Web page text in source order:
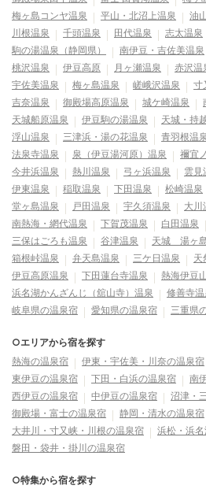
梅ヶ島コンヤ温泉
平山・北沼上温泉 油
川根温泉
千頭温泉 田代温泉 志太温泉
駒の湯温泉（静岡県）
南伊豆・吉佐美温泉
桃沢温泉
伊豆高原 月ヶ瀬温泉 赤沢温
宇佐美温泉
梅ヶ島温泉 嵯峨沢温泉 寸
吉奈温泉
御殿場高原温泉 城ケ崎温泉
天城船原温泉
伊豆駒の湯温泉 天城・持
浮山温泉
三津浜・湯の花温泉 青羽根温
法泉寺温泉
泉（伊豆湯河原）温泉 禰宜
今井浜温泉
熱川温泉 弓ヶ浜温泉 雲見
伊東温泉
稲取温泉 下田温泉 松崎温泉
堂ヶ島温泉
戸田温泉 宇久須温泉 大川
南熱海・網代温泉
下賀茂温泉 白田温泉
三保はごろも温泉
谷津温泉 天城 湯ヶ
箱根峠温泉
弁天島温泉 三ケ日温泉
天
伊豆高原温泉
下田蓮台寺温泉
熱海伊豆
浜名湖かんざんじ（舘山寺）温泉
修善寺温
岐阜県の温泉宿
愛知県の温泉宿 三重県
○エリアから宿を探す
熱海の温泉宿
伊東・宇佐美・川奈の温泉宿
東伊豆の温泉宿
下田・白浜の温泉宿
南
西伊豆の温泉宿
中伊豆の温泉宿
沼津・
御殿場・富士の温泉宿
静岡・清水の温泉宿
大井川・寸又峡・川根の温泉宿
浜松・浜
磐田・袋井・掛川の温泉宿
○特集から宿を探す